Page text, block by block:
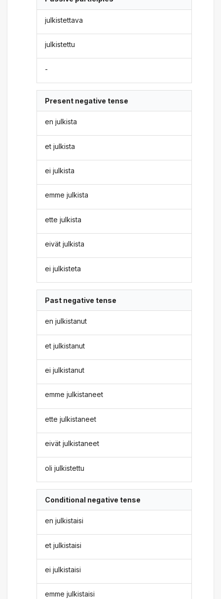
julkistettava
julkistettu
-
Present negative tense
en julkista
et julkista
ei julkista
emme julkista
ette julkista
eivät julkista
ei julkisteta
Past negative tense
en julkistanut
et julkistanut
ei julkistanut
emme julkistaneet
ette julkistaneet
eivät julkistaneet
oli julkistettu
Conditional negative tense
en julkistaisi
et julkistaisi
ei julkistaisi
emme julkistaisi